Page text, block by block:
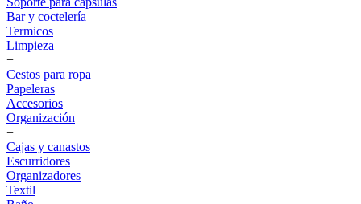
Bar y coctelería
Termicos
Limpieza
+
Cestos para ropa
Papeleras
Accesorios
Organización
+
Cajas y canastos
Escurridores
Organizadores
Textil